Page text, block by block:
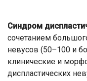
Синдром
сочетанием
невусов (50–100 и
клинические и
диспластических